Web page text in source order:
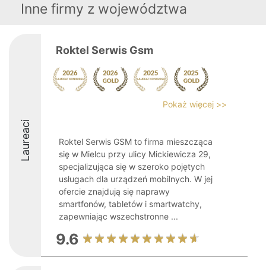
Inne firmy z województwa
Laureaci
Roktel Serwis Gsm
Pokaż więcej >>
Roktel Serwis GSM to firma mieszcząca
się w Mielcu przy ulicy Mickiewicza 29,
specjalizująca się w szeroko pojętych
usługach dla urządzeń mobilnych. W jej
ofercie znajdują się naprawy
smartfonów, tabletów i smartwatchy,
zapewniając wszechstronne ...
9.6